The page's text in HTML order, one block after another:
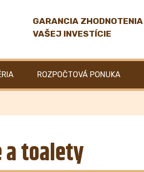
GARANCIA ZHODNOTENIA
VAŠEJ INVESTÍCIE
ROZPOČTOVÁ PONUKA
a toalety